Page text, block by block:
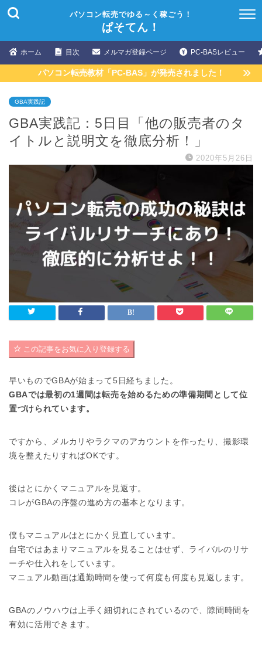
パソコン転売でゆる～く稼ごう！
ぱそてん！
ホーム 目次 メルマガ登録ページ PC-BASレビュー
パソコン転売教材「PC-BAS」が発売されました！
GBA実践記
GBA実践記：5日目「他の販売者のタ
イトルと説明文を徹底分析！」
2020年5月26日
この記事をお気に入り登録する
早いものでGBAが始まって5日経ちました。
GBAでは最初の1週間は転売を始めるための準備期間として位
置づけられています。
ですから、メルカリやラクマのアカウントを作ったり、撮影環
境を整えたりすればOKです。
後はとにかくマニュアルを見返す。
コレがGBAの序盤の進め方の基本となります。
僕もマニュアルはとにかく見直しています。
自宅ではあまりマニュアルを見ることはせず、ライバルのリサ
ーチや仕入れをしています。
マニュアル動画は通勤時間を使って何度も何度も見返します。
GBAのノウハウは上手く細切れにされているので、隙間時間を
有効に活用できます。